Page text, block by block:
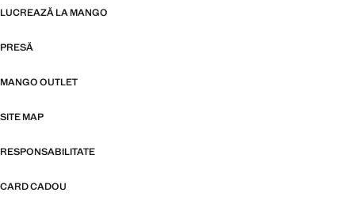
LUCREAZĂ LA MANGO
PRESĂ
MANGO OUTLET
SITE MAP
RESPONSABILITATE
CARD CADOU